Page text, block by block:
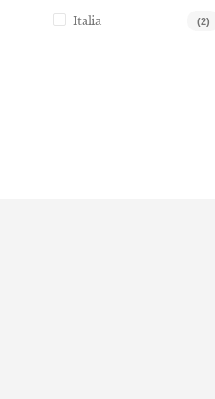
Italia (2)